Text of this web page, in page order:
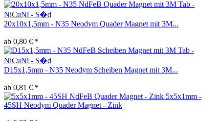
20x10x1,5mm - N35 Neodym Quader Magnet mit 3M...
ab 0,80 € *
D15x1,5mm - N35 Neodym Scheiben Magnet mit 3M...
ab 0,81 € *
5x5x1mm -
45SH Neodym Quader Magnet - Zink